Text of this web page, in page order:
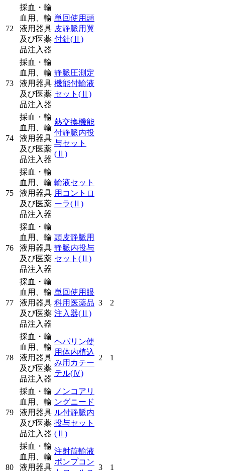
72
採血・輸
血用、輸
液用器具
及び医薬
品注入器
単回使用頭
皮静脈用翼
付針(Ⅱ)
73
採血・輸
血用、輸
液用器具
及び医薬
品注入器
静脈圧測定
機能付輸液
セット (Ⅱ)
74
採血・輸
血用、輸
液用器具
及び医薬
品注入器
熱交換機能
付静脈内投
与セット
(Ⅱ)
75
採血・輸
血用、輸
液用器具
及び医薬
品注入器
輸液セット
用コントロ
ーラ(Ⅱ)
76
採血・輸
血用、輸
液用器具
及び医薬
品注入器
頭皮静脈用
静脈内投与
セット (Ⅱ)
77
採血・輸
血用、輸
液用器具
及び医薬
品注入器
単回使用眼
科用医薬品
注入器(Ⅱ)
3 2
78
採血・輸
血用、輸
液用器具
及び医薬
品注入器
ヘパリン使
用体内植込
み用カテー
テル(Ⅳ)
2 1
79
採血・輸
血用、輸
液用器具
及び医薬
品注入器
ノンコアリ
ングニード
ル付静脈内
投与セット
(Ⅱ)
80
採血・輸
血用、輸
液用器具
注射筒輸液
ポンプコン
3 1